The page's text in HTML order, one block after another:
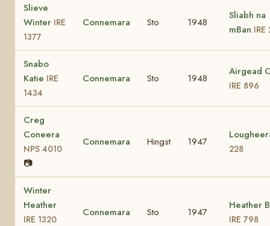
Slieve
Winter IRE
1377
Connemara Sto 1948
Sliabh na
mBan IRE
Snabo
Katie IRE
1434
Connemara Sto 1948
Airgead
IRE 896
Creg
Coneera
NPS 4010
📷
Connemara Hingst 1947
228
Winter
Heather
IRE 1320
Connemara Sto 1947
Heather
IRE 798